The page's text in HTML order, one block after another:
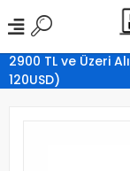
2900 TL ve Üzeri
120USD)